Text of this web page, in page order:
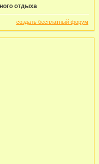
отдыха
создать бесплатный форум